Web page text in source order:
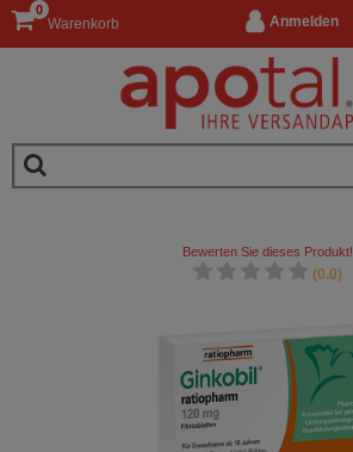
Anmelden
Warenkorb
0
Bewerten Sie dieses Produkt!
(0.0)